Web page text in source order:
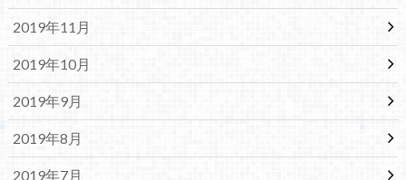
2019年11月
2019年10月
2019年9月
2019年8月
2019年7月